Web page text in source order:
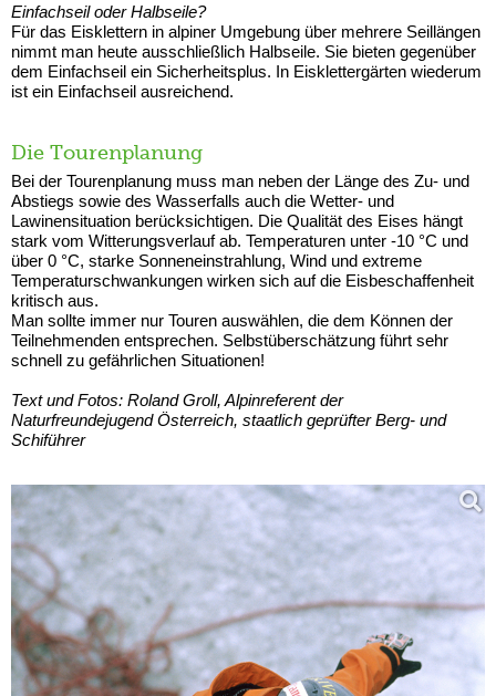
Einfachseil oder Halbseile?
Für das Eisklettern in alpiner Umgebung über mehrere Seillängen
nimmt man heute ausschließlich Halbseile. Sie bieten gegenüber
dem Einfachseil ein Sicherheitsplus. In Eisklettergärten wiederum
ist ein Einfachseil ausreichend.
Die Tourenplanung
Bei der Tourenplanung muss man neben der Länge des Zu- und
Abstiegs sowie des Wasserfalls auch die Wetter- und
Lawinensituation berücksichtigen. Die Qualität des Eises hängt
stark vom Witterungsverlauf ab. Temperaturen unter -10 °C und
über 0 °C, starke Sonneneinstrahlung, Wind und extreme
Temperaturschwankungen wirken sich auf die Eisbeschaffenheit
kritisch aus.
Man sollte immer nur Touren auswählen, die dem Können der
Teilnehmenden entsprechen. Selbstüberschätzung führt sehr
schnell zu gefährlichen Situationen!
Text und Fotos: Roland Groll, Alpinreferent der
Naturfreundejugend Österreich, staatlich geprüfter Berg- und
Schiführer